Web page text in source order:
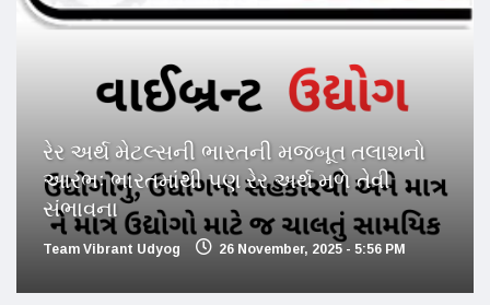
રેર અર્થ મેટલ્સની ભારતની મજબૂત તલાશનો
આરંભઃ ભારતમાંથી પણ રેર અર્થ મળે તેવી
સંભાવના
Team Vibrant Udyog 26 November, 2025 - 5:56 PM